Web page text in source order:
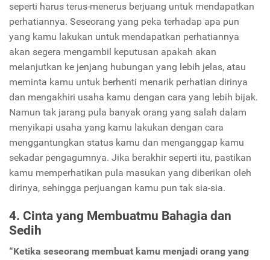
seperti harus terus-menerus berjuang untuk mendapatkan
perhatiannya. Seseorang yang peka terhadap apa pun
yang kamu lakukan untuk mendapatkan perhatiannya
akan segera mengambil keputusan apakah akan
melanjutkan ke jenjang hubungan yang lebih jelas, atau
meminta kamu untuk berhenti menarik perhatian dirinya
dan mengakhiri usaha kamu dengan cara yang lebih bijak.
Namun tak jarang pula banyak orang yang salah dalam
menyikapi usaha yang kamu lakukan dengan cara
menggantungkan status kamu dan menganggap kamu
sekadar pengagumnya. Jika berakhir seperti itu, pastikan
kamu memperhatikan pula masukan yang diberikan oleh
dirinya, sehingga perjuangan kamu pun tak sia-sia.
4. Cinta yang Membuatmu Bahagia dan
Sedih
“Ketika seseorang membuat kamu menjadi orang yang